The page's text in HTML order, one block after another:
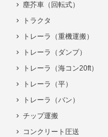
塵芥車（回転式）
トラクタ
トレーラ（重機運搬）
トレーラ（ダンプ）
トレーラ（海コン20ft）
トレーラ（平）
トレーラ（バン）
チップ運搬
コンクリート圧送